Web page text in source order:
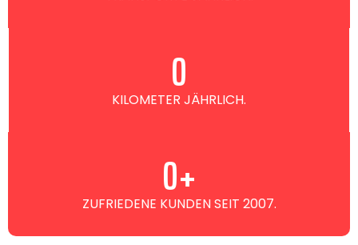
KILOMETER JÄHRLICH.
0
ZUFRIEDENE KUNDEN SEIT 2007.
0+